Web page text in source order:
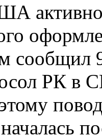
активно
сообщил
РК в